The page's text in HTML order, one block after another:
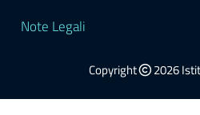
Note Legali
Copyright 2026